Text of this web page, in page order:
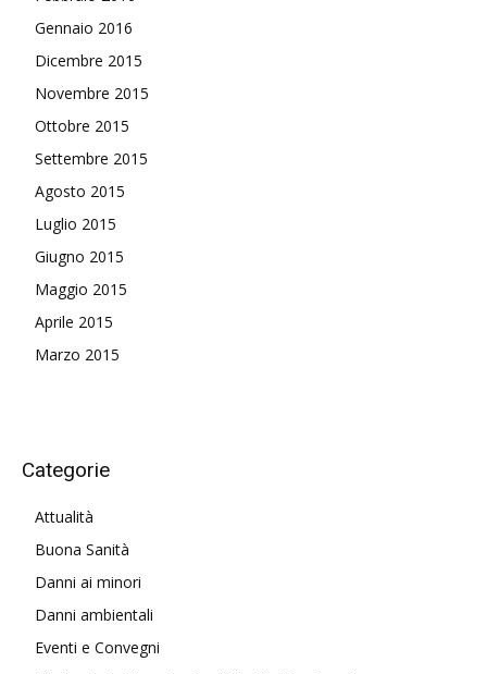
Gennaio 2016
Dicembre 2015
Novembre 2015
Ottobre 2015
Settembre 2015
Agosto 2015
Luglio 2015
Giugno 2015
Maggio 2015
Aprile 2015
Marzo 2015
Categorie
Attualità
Buona Sanità
Danni ai minori
Danni ambientali
Eventi e Convegni